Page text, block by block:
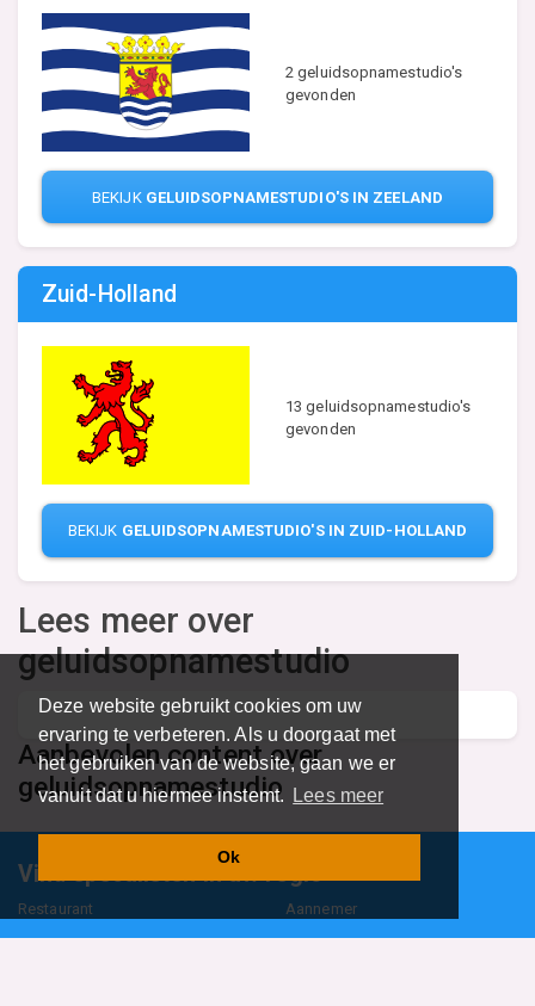
Deze website gebruikt cookies om uw
ervaring te verbeteren. Als u doorgaat met
het gebruiken van de website, gaan we er
vanuit dat u hiermee instemt.
Lees meer
Ok
2 geluidsopnamestudio's
gevonden
BEKIJK GELUIDSOPNAMESTUDIO'S IN ZEELAND
Zuid-Holland
13 geluidsopnamestudio's
gevonden
BEKIJK GELUIDSOPNAMESTUDIO'S IN ZUID-HOLLAND
Lees meer over
geluidsopnamestudio
Aanbevolen content over
geluidsopnamestudio
Vind specalisten in uw regio
Restaurant Aannemer